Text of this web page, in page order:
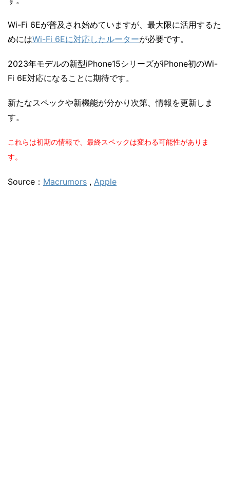
Wi-Fi 6Eが普及され始めていますが、最大限に活用するた
めにはWi-Fi 6Eに対応したルーターが必要です。
2023年モデルの新型iPhone15シリーズがiPhone初のWi-
Fi 6E対応になることに期待です。
新たなスペックや新機能が分かり次第、情報を更新しま
す。
これらは初期の情報で、最終スペックは変わる可能性がありま
す。
Source： Macrumors , Apple